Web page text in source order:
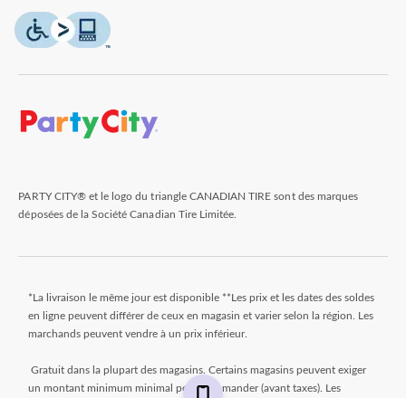
PARTY CITY® et le logo du triangle CANADIAN TIRE sont des marques
déposées de la Société Canadian Tire Limitée.
*La livraison le même jour est disponible **Les prix et les dates des soldes
en ligne peuvent différer de ceux en magasin et varier selon la région. Les
marchands peuvent vendre à un prix inférieur.
Gratuit dans la plupart des magasins. Certains magasins peuvent exiger
un montant minimum minimal pour commander (avant taxes). Les